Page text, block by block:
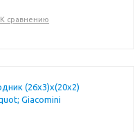
К сравнению